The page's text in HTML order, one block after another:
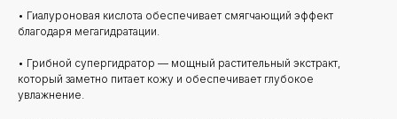
• Гиалуроновая кислота обеспечивает смягчающий эффект
благодаря мегагидратации.
• Грибной супергидратор — мощный растительный экстракт,
который заметно питает кожу и обеспечивает глубокое
увлажнение.